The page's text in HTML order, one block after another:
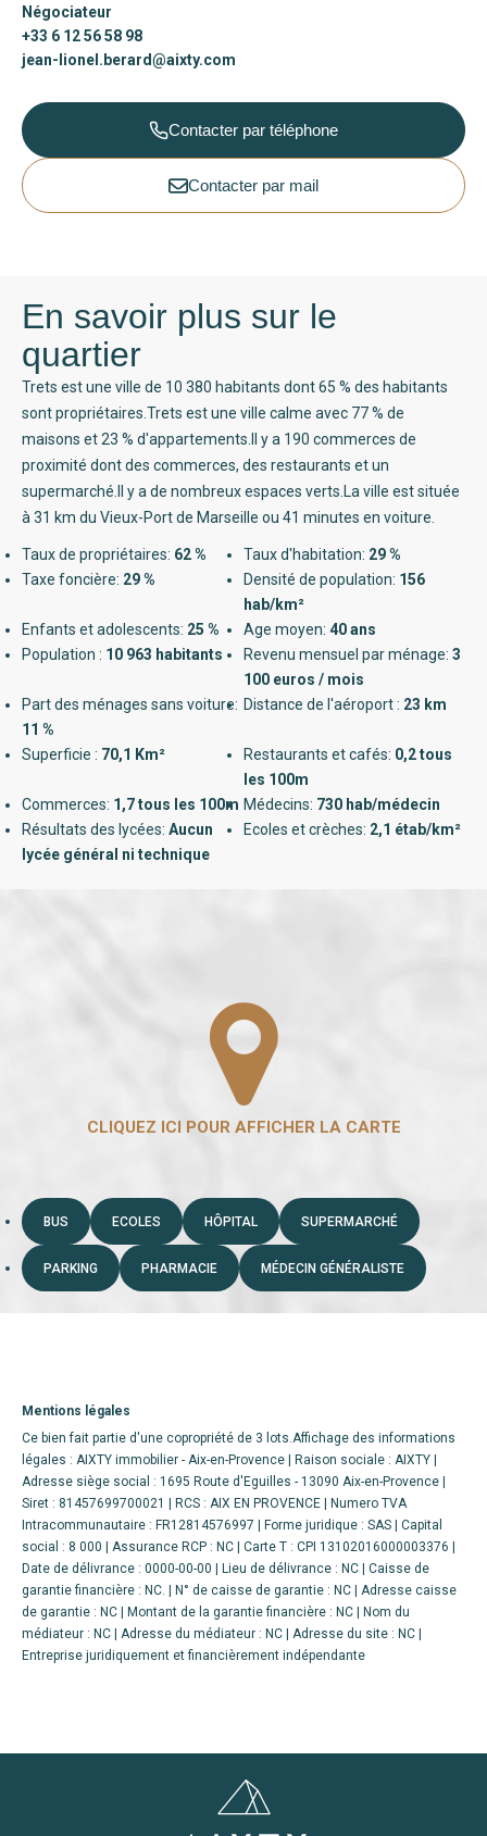
Négociateur
+33 6 12 56 58 98
jean-lionel.berard@aixty.com
Contacter par téléphone
Contacter par mail
En savoir plus sur le
quartier
Trets est une ville de 10 380 habitants dont 65 % des habitants
sont propriétaires.Trets est une ville calme avec 77 % de
maisons et 23 % d'appartements.Il y a 190 commerces de
proximité dont des commerces, des restaurants et un
supermarché.Il y a de nombreux espaces verts.La ville est située
à 31 km du Vieux-Port de Marseille ou 41 minutes en voiture.
Taux de propriétaires: 62 % Taux d'habitation: 29 %
Taxe foncière: 29 % Densité de population: 156
hab/km²
Enfants et adolescents: 25 % Age moyen: 40 ans
Population : 10 963 habitants Revenu mensuel par ménage: 3
100 euros / mois
Part des ménages sans voiture:
11 %
Distance de l'aéroport : 23 km
Superficie : 70,1 Km² Restaurants et cafés: 0,2 tous
les 100m
Commerces: 1,7 tous les 100m Médecins: 730 hab/médecin
Résultats des lycées: Aucun
lycée général ni technique
Ecoles et crèches: 2,1 étab/km²
BUS ECOLES HÔPITAL SUPERMARCHÉ
PARKING PHARMACIE MÉDECIN GÉNÉRALISTE
Mentions légales
Ce bien fait partie d'une copropriété de 3 lots.Affichage des informations
légales : AIXTY immobilier - Aix-en-Provence | Raison sociale : AIXTY |
Adresse siège social : 1695 Route d'Eguilles - 13090 Aix-en-Provence |
Siret : 81457699700021 | RCS : AIX EN PROVENCE | Numero TVA
Intracommunautaire : FR12814576997 | Forme juridique : SAS | Capital
social : 8 000 | Assurance RCP : NC | Carte T : CPI 13102016000003376 |
Date de délivrance : 0000-00-00 | Lieu de délivrance : NC | Caisse de
garantie financière : NC. | N° de caisse de garantie : NC | Adresse caisse
de garantie : NC | Montant de la garantie financière : NC | Nom du
médiateur : NC | Adresse du médiateur : NC | Adresse du site : NC |
Entreprise juridiquement et financièrement indépendante